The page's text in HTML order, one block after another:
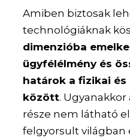
Amiben biztosak
technológiáknak
dimenzióba
ügyfélélmény és
határok a fizikai
között. Ugyanakkor
része nem látható
felgyorsult világban